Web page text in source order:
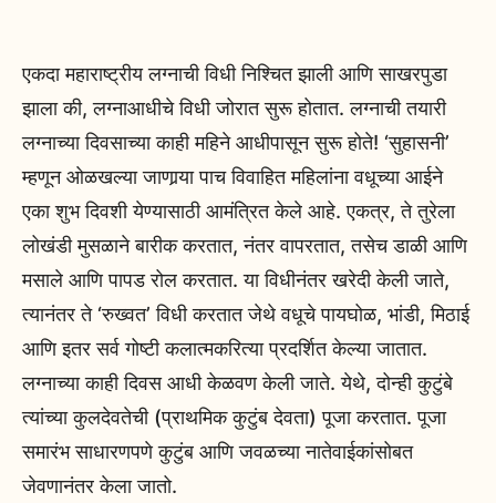
एकदा महाराष्ट्रीय लग्नाची विधी निश्चित झाली आणि साखरपुडा
झाला की, लग्नाआधीचे विधी जोरात सुरू होतात. लग्नाची तयारी
लग्नाच्या दिवसाच्या काही महिने आधीपासून सुरू होते! ‘सुहासनी’
म्हणून ओळखल्या जाणार्‍या पाच विवाहित महिलांना वधूच्या आईने
एका शुभ दिवशी येण्यासाठी आमंत्रित केले आहे. एकत्र, ते तुरेला
लोखंडी मुसळाने बारीक करतात, नंतर वापरतात, तसेच डाळी आणि
मसाले आणि पापड रोल करतात. या विधीनंतर खरेदी केली जाते,
त्यानंतर ते ‘रुख्वत’ विधी करतात जेथे वधूचे पायघोळ, भांडी, मिठाई
आणि इतर सर्व गोष्टी कलात्मकरित्या प्रदर्शित केल्या जातात.
लग्नाच्या काही दिवस आधी केळवण केली जाते. येथे, दोन्ही कुटुंबे
त्यांच्या कुलदेवतेची (प्राथमिक कुटुंब देवता) पूजा करतात. पूजा
समारंभ साधारणपणे कुटुंब आणि जवळच्या नातेवाईकांसोबत
जेवणानंतर केला जातो.